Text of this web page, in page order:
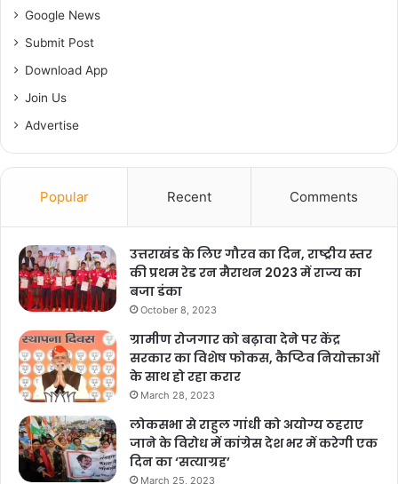
Google News
Submit Post
Download App
Join Us
Advertise
Popular Recent Comments
उत्तराखंड के लिए गौरव का दिन, राष्ट्रीय स्तर
की प्रथम रेड रन मैराथन 2023 में राज्य का
बजा डंका
October 8, 2023
ग्रामीण रोजगार को बढ़ावा देने पर केंद्र
सरकार का विशेष फोकस, कैप्टिव नियोक्ताओं
के साथ हो रहा करार
March 28, 2023
लोकसभा से राहुल गांधी को अयोग्य ठहराए
जाने के विरोध में कांग्रेस देश भर में करेगी एक
दिन का ‘सत्याग्रह’
March 25, 2023